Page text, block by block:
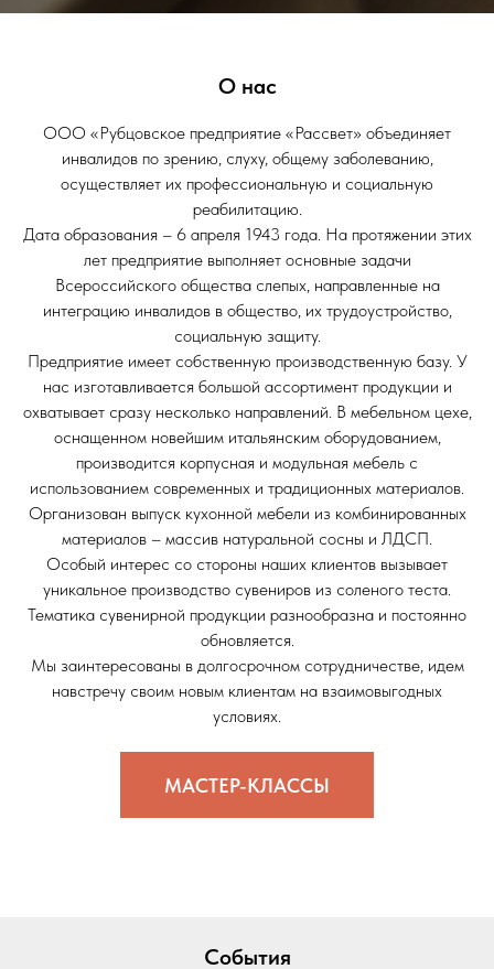
О нас
ООО «Рубцовское предприятие «Рассвет» объединяет
инвалидов по зрению, слуху, общему заболеванию,
осуществляет их профессиональную и социальную
реабилитацию.
Дата образования – 6 апреля 1943 года. На протяжении этих
лет предприятие выполняет основные задачи
Всероссийского общества слепых, направленные на
интеграцию инвалидов в общество, их трудоустройство,
социальную защиту.
Предприятие имеет собственную производственную базу. У
нас изготавливается большой ассортимент продукции и
охватывает сразу несколько направлений. В мебельном цехе,
оснащенном новейшим итальянским оборудованием,
производится корпусная и модульная мебель с
использованием современных и традиционных материалов.
Организован выпуск кухонной мебели из комбинированных
материалов – массив натуральной сосны и ЛДСП.
Особый интерес со стороны наших клиентов вызывает
уникальное производство сувениров из соленого теста.
Тематика сувенирной продукции разнообразна и постоянно
обновляется.
Мы заинтересованы в долгосрочном сотрудничестве, идем
навстречу своим новым клиентам на взаимовыгодных
условиях.
МАСТЕР-КЛАССЫ
События